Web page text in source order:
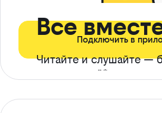
Все
Читайте и слушайте —
ограничений*
Подключить в